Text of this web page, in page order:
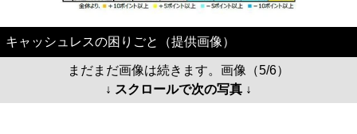
キャッシュレスの困りごと（提供画像）
まだまだ画像は続きます。画像（5/6）
↓ スクロールで次の写真 ↓